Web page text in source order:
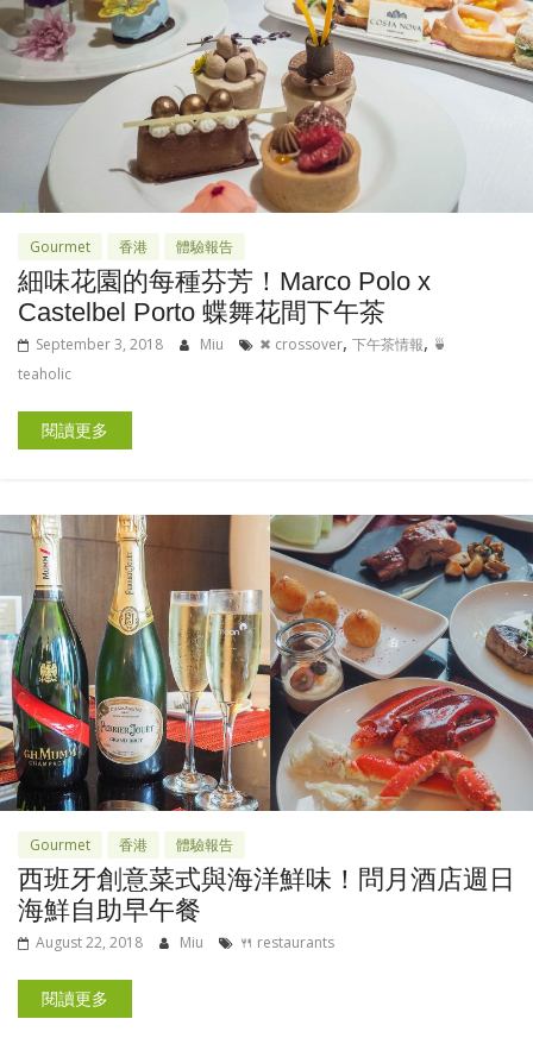
Gourmet 香港 體驗報告
細味花園的每種芬芳！Marco Polo x
Castelbel Porto 蝶舞花間下午茶
September 3, 2018 Miu ✖ crossover, 下午茶情報, 🍵
teaholic
閱讀更多
Gourmet 香港 體驗報告
西班牙創意菜式與海洋鮮味！問月酒店週日
海鮮自助早午餐
August 22, 2018 Miu 🍴 restaurants
閱讀更多